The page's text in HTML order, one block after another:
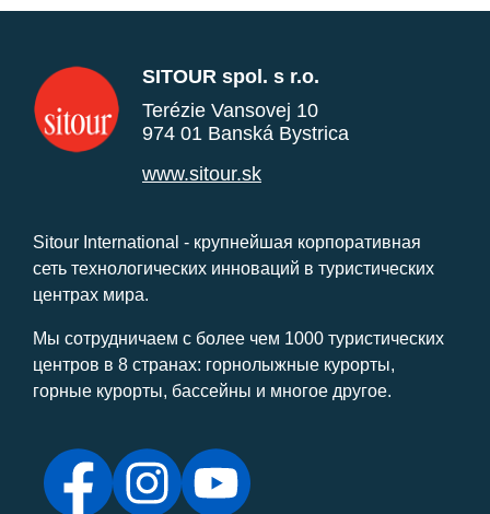
SITOUR spol. s r.o.
Terézie Vansovej 10
974 01 Banská Bystrica
www.sitour.sk
Sitour International - крупнейшая корпоративная
сеть технологических инноваций в туристических
центрах мира.
Мы сотрудничаем с более чем 1000 туристических
центров в 8 странах: горнолыжные курорты,
горные курорты, бассейны и многое другое.